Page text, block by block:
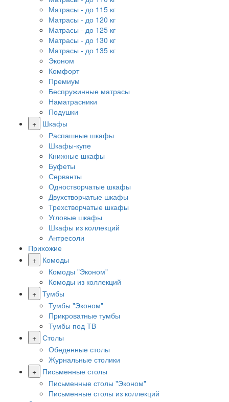
Матрасы - до 115 кг
Матрасы - до 120 кг
Матрасы - до 125 кг
Матрасы - до 130 кг
Матрасы - до 135 кг
Эконом
Комфорт
Премиум
Беспружинные матрасы
Наматрасники
Подушки
+
Шкафы
Распашные шкафы
Шкафы-купе
Книжные шкафы
Буфеты
Серванты
Одностворчатые шкафы
Двухстворчатые шкафы
Трехстворчатые шкафы
Угловые шкафы
Шкафы из коллекций
Антресоли
Прихожие
+
Комоды
Комоды "Эконом"
Комоды из коллекций
+ Тумбы
Тумбы "Эконом"
Прикроватные тумбы
Тумбы под ТВ
+ Столы
Обеденные столы
Журнальные столики
+
Письменные столы
Письменные столы "Эконом"
Письменные столы из коллекций